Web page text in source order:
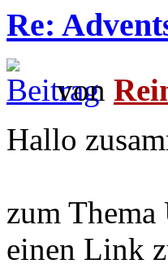
Re:
von
Hallo
zum
einen Link